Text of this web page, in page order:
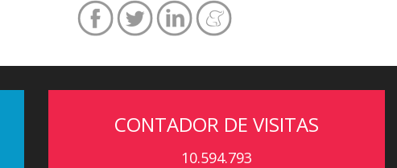
CONTADOR DE VISITAS
10.594.793